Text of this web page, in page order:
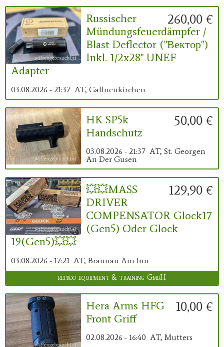
260,00 €
Russischer
Mündungsfeuerdämpfer /
Blast Deflector ("Вектор")
Inkl. 1/2x28" UNEF
Adapter
03.08.2026 - 21:37 AT, Gallneukirchen
50,00 €
HK SP5k
Handschutz
03.08.2026 - 21:37 AT, St. Georgen
An Der Gusen
129,90 €
💥💥MASS
DRIVER
COMPENSATOR Glock17
(Gen5) Oder Glock
19(Gen5)💥💥
03.08.2026 - 17:21 AT, Braunau Am Inn
reproo equipment & training GmbH
10,00 €
Hera Arms HFG
Front Griff
02.08.2026 - 16:40 AT, Mutters